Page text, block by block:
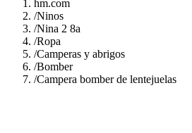
hm.com
/Ninos
/Nina 2 8a
/Ropa
/Camperas y abrigos
/Bomber
/Campera bomber de lentejuelas